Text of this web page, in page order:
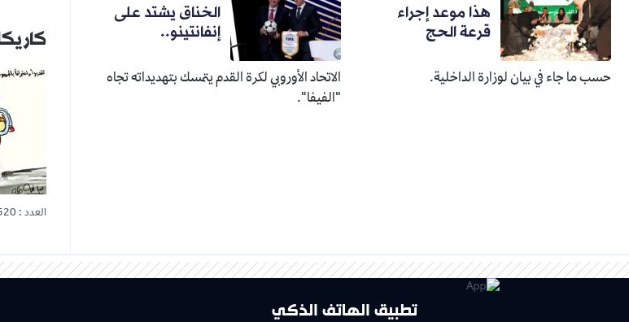
هذا موعد إجراء
قرعة الحج
حسب ما جاء في بيان لوزارة الداخلية.
الخناق يشتد على
إنفانتينو..
الاتحاد الأوروبي لكرة القدم يتمسك بتهديداته تجاه
"الفيفا".
العدد : 11520
تطبيق الهاتف الذكي